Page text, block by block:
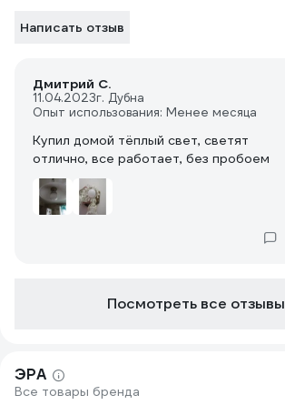
Написать отзыв
Дмитрий С.
11.04.2023г. Дубна
Опыт использования: Менее месяца
Купил домой тёплый свет, светят
отлично, все работает, без пробоем
Посмотреть все отзывы
ЭРА
Все товары бренда